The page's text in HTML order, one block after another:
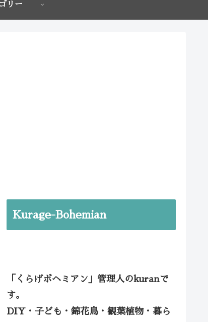
リー
Kurage-Bohemian
「くらげボヘミアン」管理人のkuranで
す。
DIY・子ども・錦花鳥・観葉植物・暮ら